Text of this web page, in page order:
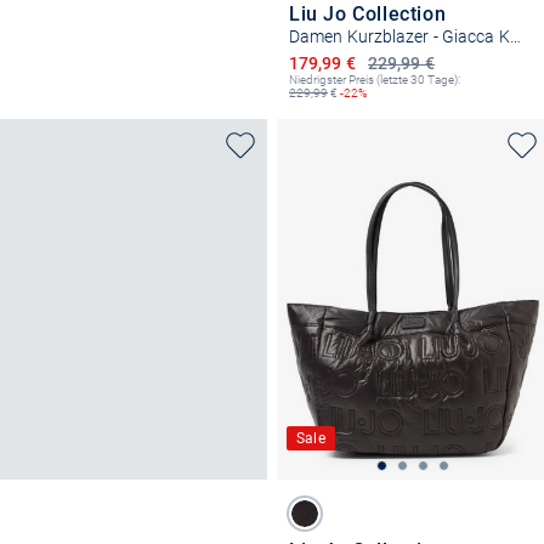
Liu Jo Collection
229,99 €
Ermäßigter Preis
179,99 €
Niedrigster Preis (letzte 30 Tage):
229,99€ -22%
Sale